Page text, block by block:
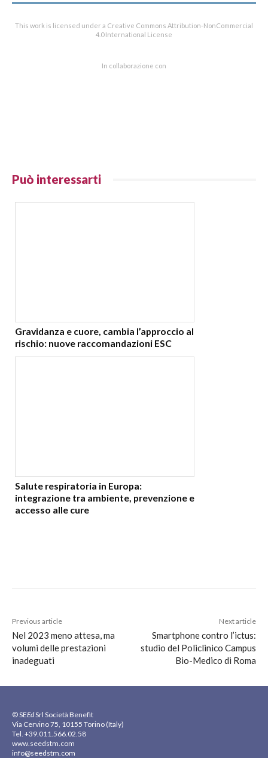
This work is licensed under a Creative Commons Attribution-NonCommercial
4.0 International License
In collaborazione con
Può interessarti
Gravidanza e cuore, cambia l’approccio al
rischio: nuove raccomandazioni ESC
Salute respiratoria in Europa:
integrazione tra ambiente, prevenzione e
accesso alle cure
Previous article
Nel 2023 meno attesa, ma
volumi delle prestazioni
inadeguati
Next article
Smartphone contro l’ictus:
studio del Policlinico Campus
Bio-Medico di Roma
© SEEdSrl Società Benefit
Via Cervino 75, 10155 Torino (Italy)
Tel. +39.011.566.02.58
www.seedstm.com
info@seedstm.com